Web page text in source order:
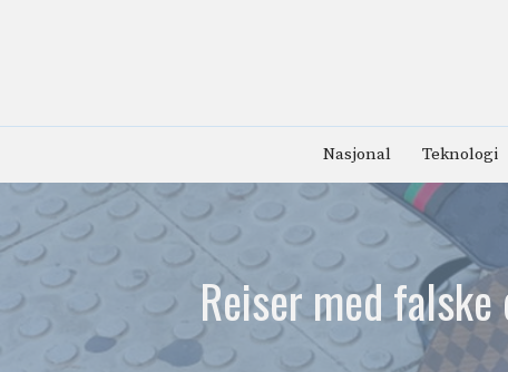
Nasjonal Teknologi
Reiser med